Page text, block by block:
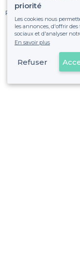
Pas de commissions
fixe sans
priorité
Les cookies nous
les annonces, d'offrir
sociaux et d'analyser
En savoir plus
Refuser